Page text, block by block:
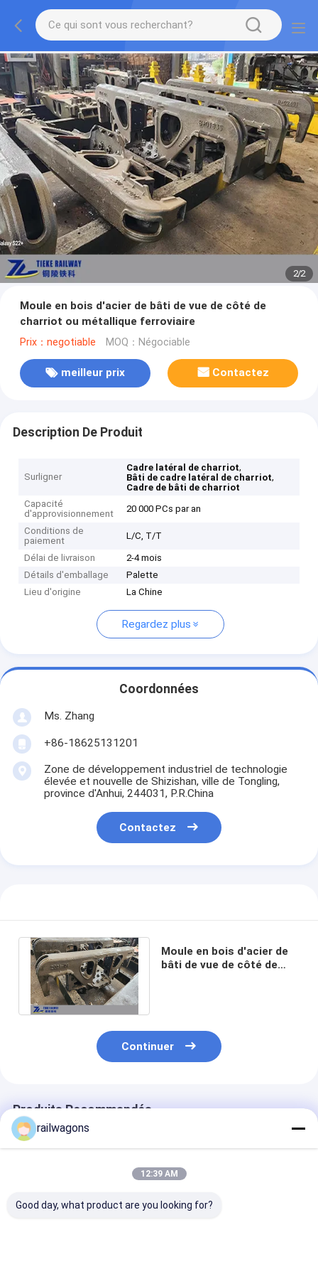
2/2
Moule en bois d'acier de bâti de vue de côté de
charriot ou métallique ferroviaire
Prix：negotiable MOQ：Négociable
meilleur prix Contactez
Description De Produit
Surligner
Cadre latéral de charriot,
Bâti de cadre latéral de charriot,
Cadre de bâti de charriot
Capacité
d'approvisionnement
20 000 PCs par an
Conditions de
paiement
L/C, T/T
Délai de livraison
2-4 mois
Détails d'emballage
Palette
Lieu d'origine
La Chine
Regardez plus
Coordonnées
Ms. Zhang
+86-18625131201
Zone de développement industriel de technologie
élevée et nouvelle de Shizishan, ville de Tongling,
province d'Anhui, 244031, P.R.China
Contactez
Moule en bois d'acier de
bâti de vue de côté de
Continuer
Produits Recommandés
railwagons
12:39 AM
Good day, what product are you looking for?